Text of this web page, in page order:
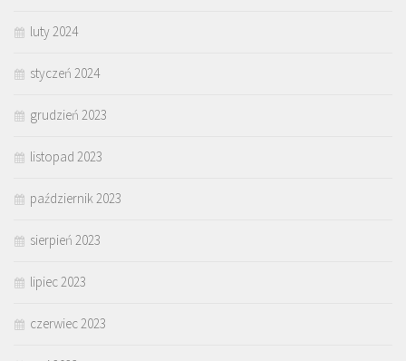
luty 2024
styczeń 2024
grudzień 2023
listopad 2023
październik 2023
sierpień 2023
lipiec 2023
czerwiec 2023